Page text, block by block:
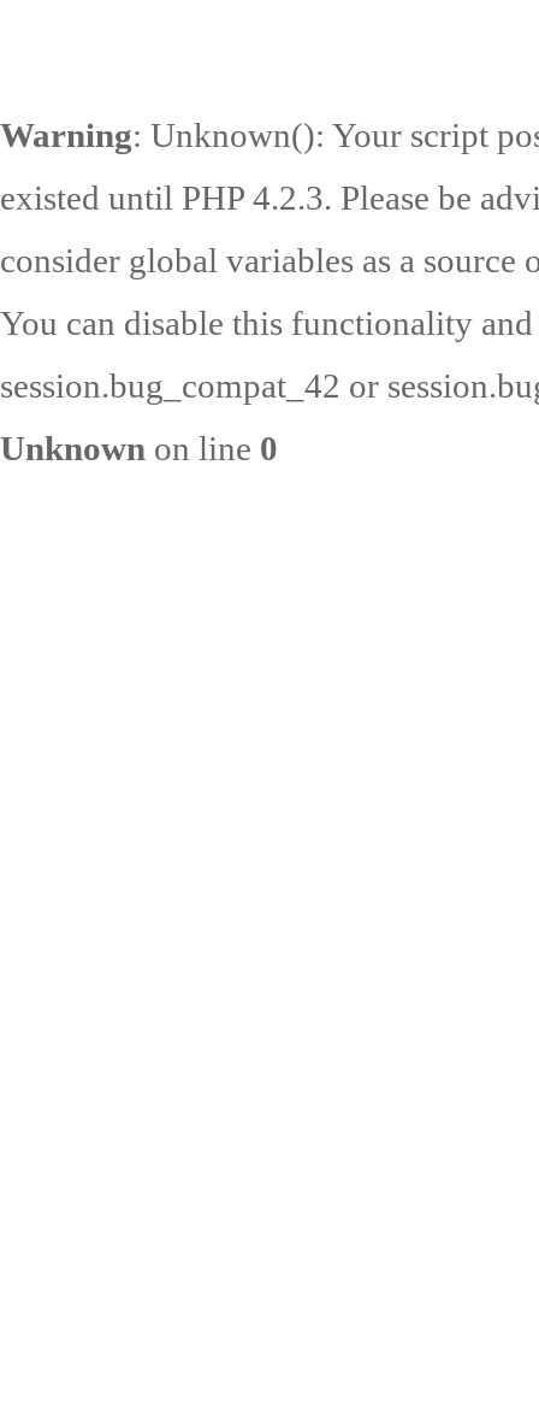
Warning: Unknown(): Your script
existed until PHP 4.2.3. Please be
consider global variables as a source
You can disable this functionality
session.bug_compat_42 or
Unknown on line 0